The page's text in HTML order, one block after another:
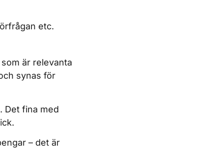
etc.
är relevanta
synas för
Det fina med
– det är